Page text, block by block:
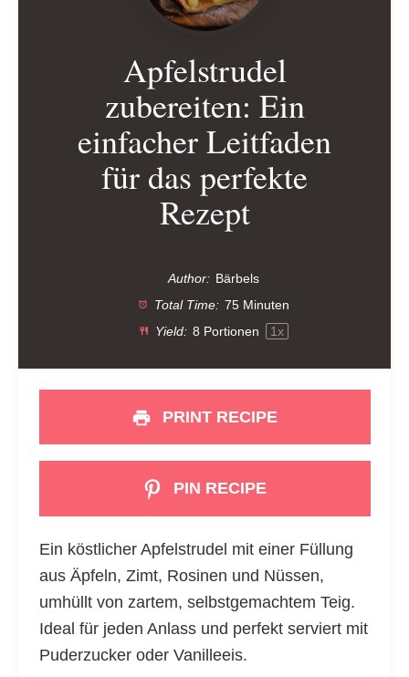
Apfelstrudel
zubereiten: Ein
einfacher Leitfaden
für das perfekte
Rezept
Author: Bärbels
Total Time: 75 Minuten
Yield: 8 Portionen 1x
PRINT RECIPE
PIN RECIPE
Ein köstlicher Apfelstrudel mit einer Füllung
aus Äpfeln, Zimt, Rosinen und Nüssen,
umhüllt von zartem, selbstgemachtem Teig.
Ideal für jeden Anlass und perfekt serviert mit
Puderzucker oder Vanilleeis.